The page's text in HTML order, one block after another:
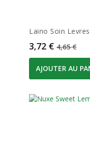
Laino Soin
Prix
3,72 € Prix de
4,65 €
AJOUTER AU